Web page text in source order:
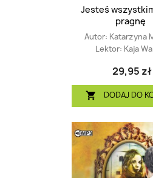
Jesteś
pragnę
Autor: Katarzyna
Lektor: Kaja
29,95 zł
 DODAJ DO